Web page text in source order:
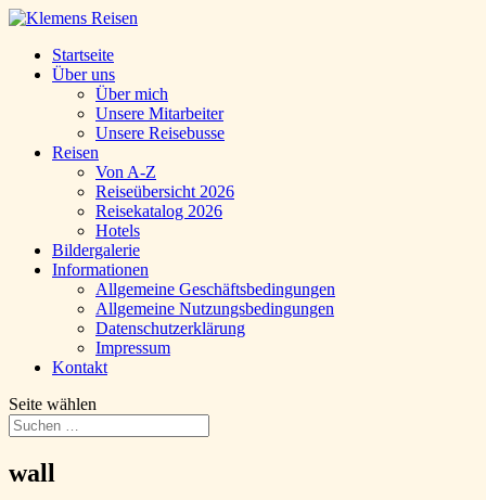
Startseite
Über uns
Über mich
Unsere Mitarbeiter
Unsere Reisebusse
Reisen
Von A-Z
Reiseübersicht 2026
Reisekatalog 2026
Hotels
Bildergalerie
Informationen
Allgemeine Geschäftsbedingungen
Allgemeine Nutzungsbedingungen
Datenschutzerklärung
Impressum
Kontakt
Seite wählen
wall